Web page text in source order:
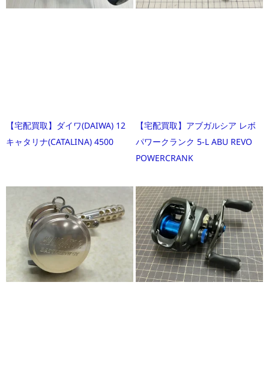
【宅配買取】ダイワ(DAIWA) 12
キャタリナ(CATALINA) 4500
【宅配買取】アブガルシア レボ
パワークランク 5-L ABU REVO
POWERCRANK